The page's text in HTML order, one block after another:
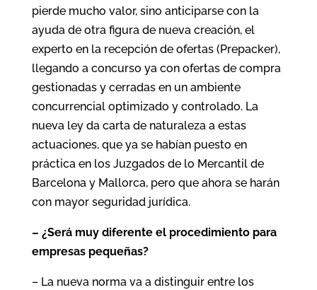
pierde mucho valor, sino anticiparse con la
ayuda de otra figura de nueva creación, el
experto en la recepción de ofertas (Prepacker),
llegando a concurso ya con ofertas de compra
gestionadas y cerradas en un ambiente
concurrencial optimizado y controlado. La
nueva ley da carta de naturaleza a estas
actuaciones, que ya se habían puesto en
práctica en los Juzgados de lo Mercantil de
Barcelona y Mallorca, pero que ahora se harán
con mayor seguridad jurídica.
– ¿Será muy diferente el procedimiento para
empresas pequeñas?
– La nueva norma va a distinguir entre los